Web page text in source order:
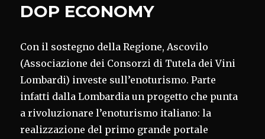
DOP ECONOMY
Con il sostegno della Regione, Ascovilo
(Associazione dei Consorzi di Tutela dei Vini
Lombardi) investe sull’enoturismo. Parte
infatti dalla Lombardia un progetto che punta
a rivoluzionare l’enoturismo italiano: la
realizzazione del primo grande portale